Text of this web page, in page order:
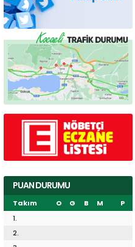
PUAN DURUMU
Takım O G B M
P
1.
2.